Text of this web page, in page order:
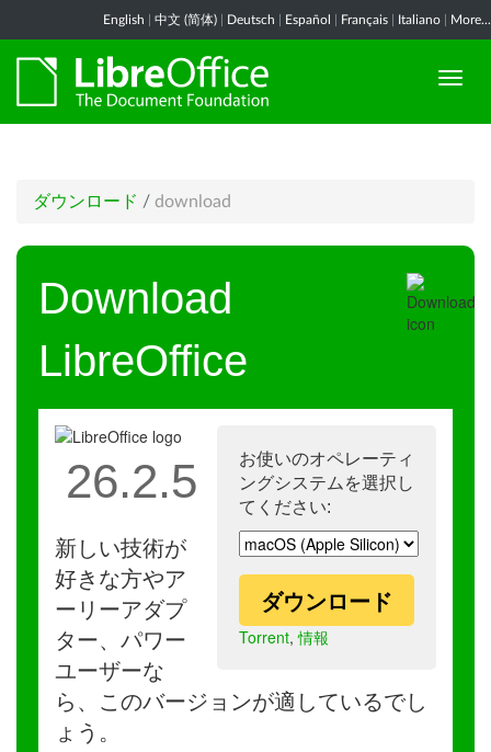
English 中文 (简体) Deutsch Español Français Italiano More...
ダウンロード / download
Download
LibreOffice
お使いのオペレーティ
ングシステムを選択し
てください:
ダウンロード
Torrent,情報
26.2.5
新しい技術が
好きな方やア
ーリーアダプ
ター、パワー
ユーザーな
ら、このバージョンが適しているでし
ょう。